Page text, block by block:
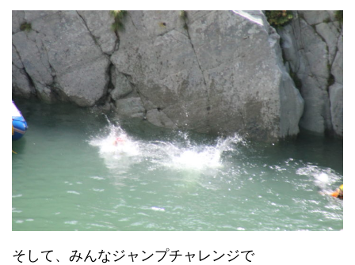
そして、みんなジャンプチャレンジで